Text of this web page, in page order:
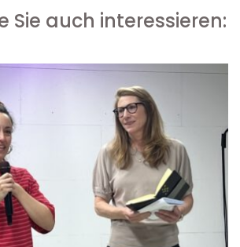
Sie auch interessieren: